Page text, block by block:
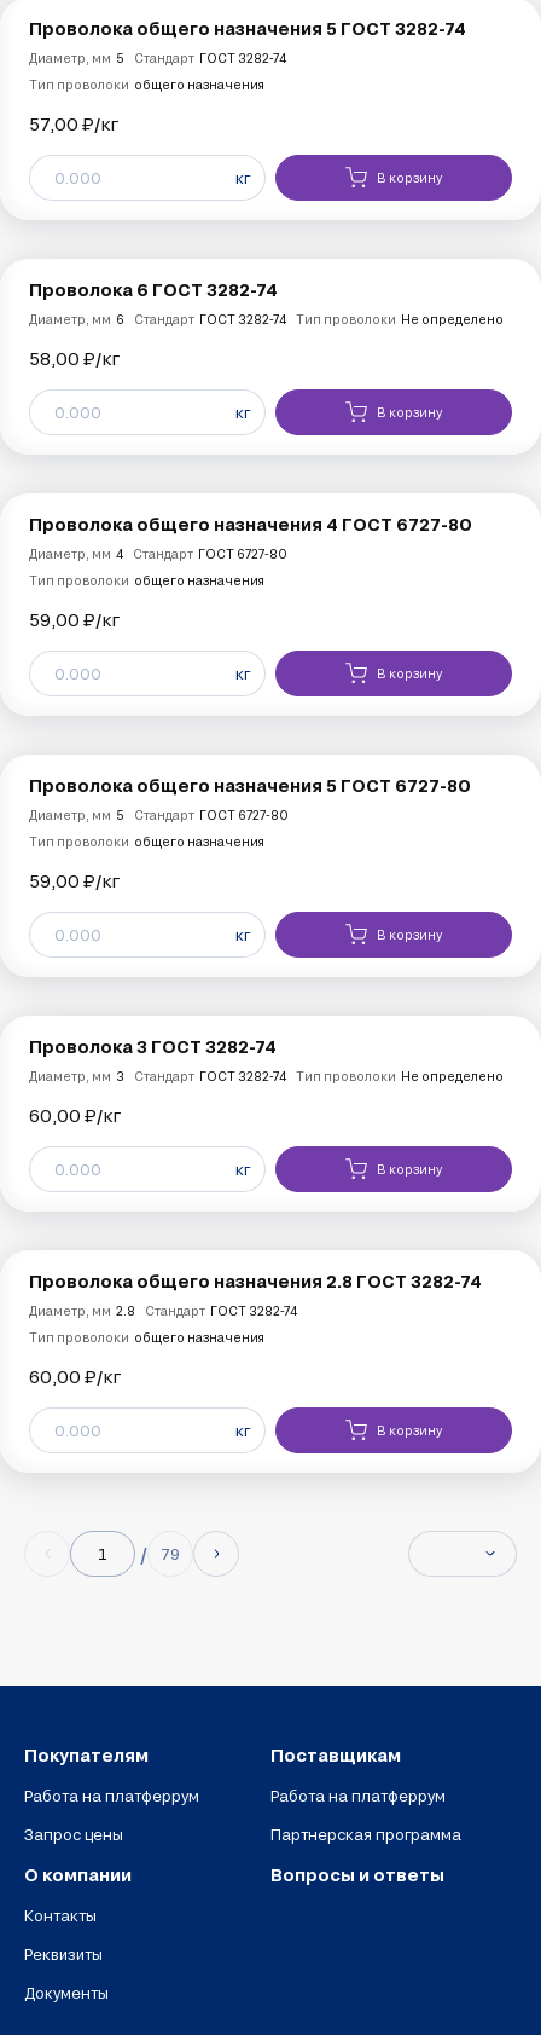
Проволока общего назначения 5 ГОСТ 3282-74
Диаметр, мм 5 Стандарт ГОСТ 3282-74
Тип проволоки общего назначения
57,00 ₽/кг
кг В корзину
Проволока 6 ГОСТ 3282-74
Диаметр, мм 6 Стандарт ГОСТ 3282-74 Тип проволоки Не определено
58,00 ₽/кг
кг В корзину
Проволока общего назначения 4 ГОСТ 6727-80
Диаметр, мм 4 Стандарт ГОСТ 6727-80
Тип проволоки общего назначения
59,00 ₽/кг
кг В корзину
Проволока общего назначения 5 ГОСТ 6727-80
Диаметр, мм 5 Стандарт ГОСТ 6727-80
Тип проволоки общего назначения
59,00 ₽/кг
кг В корзину
Проволока 3 ГОСТ 3282-74
Диаметр, мм 3 Стандарт ГОСТ 3282-74 Тип проволоки Не определено
60,00 ₽/кг
кг В корзину
Проволока общего назначения 2.8 ГОСТ 3282-74
Диаметр, мм 2.8 Стандарт ГОСТ 3282-74
Тип проволоки общего назначения
60,00 ₽/кг
кг В корзину
79
Покупателям
Работа на платферрум
Запрос цены
Поставщикам
Работа на платферрум
Партнерская программа
О компании
Контакты
Реквизиты
Документы
Вопросы и ответы